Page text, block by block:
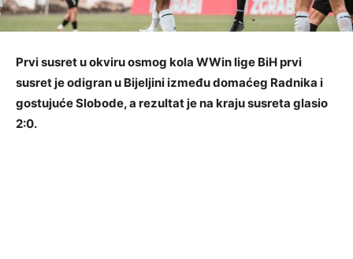
Prvi susret u okviru osmog kola WWin lige BiH prvi
susret je odigran u Bijeljini između domaćeg Radnika i
gostujuće Slobode, a rezultat je na kraju susreta glasio
2:0.